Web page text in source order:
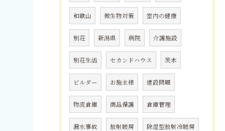
和歌山 微生物対策 室内の健康
別荘 新潟県 病院 介護施設
別荘生活 セカンドハウス 茨木
ビルダー お施主様 建設問題
物流倉庫 商品保護 倉庫管理
漏水事故 放射暖房 除湿型放射冷暖房